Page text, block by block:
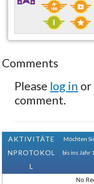
Comments
Please log in or
comment.
AKTIVITÄTE
NPROTOKOL
L
Möchten
bis ins Jahr
No